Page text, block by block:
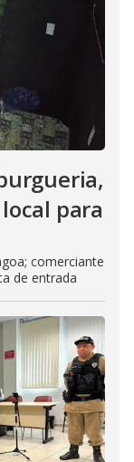
para
comerciante
de entrada